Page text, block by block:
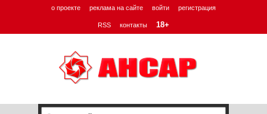
о проекте реклама на сайте войти регистрация
RSS контакты 18+